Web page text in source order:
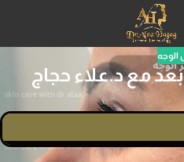
الوجه
مع د.علاء حجاج